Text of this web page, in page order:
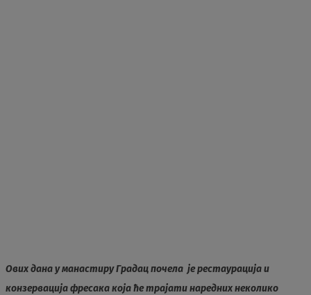
Ових дана у манастиру Градац почела је рестаурација и
конзервација фресака која ће трајати наредних неколико